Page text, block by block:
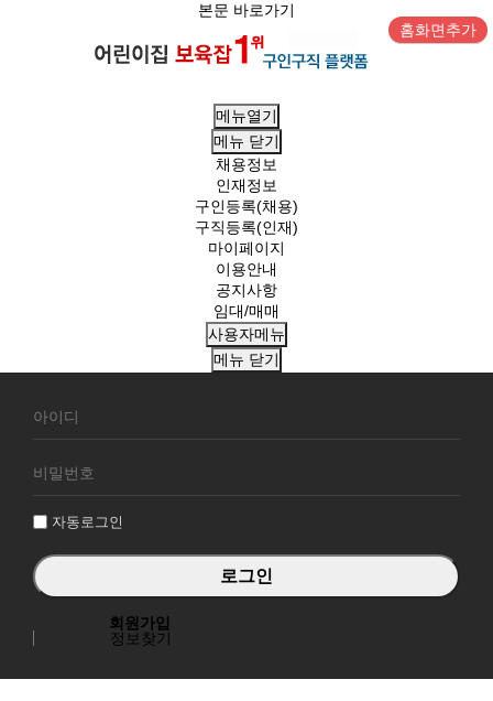
본문 바로가기
홈화면추가
메뉴열기
메뉴 닫기
채용정보
인재정보
구인등록(채용)
구직등록(인재)
마이페이지
이용안내
공지사항
임대/매매
사용자메뉴
메뉴 닫기
원
그
자동로그인
회원가입
정보찾기